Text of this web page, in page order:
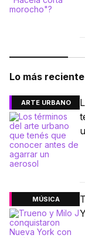
Lo más reciente
ARTE URBANO
MÚSICA